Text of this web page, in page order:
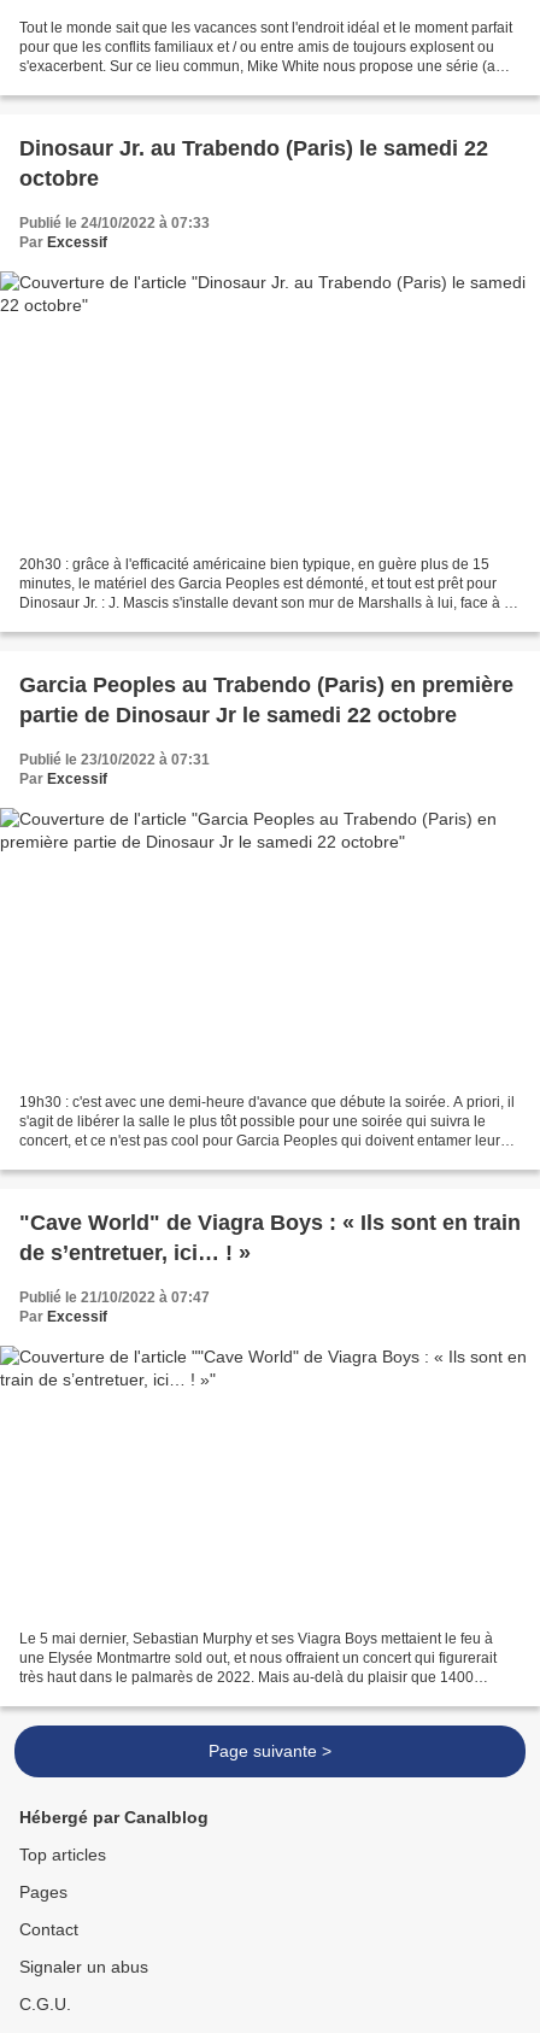
Tout le monde sait que les vacances sont l'endroit idéal et le moment parfait
pour que les conflits familiaux et / ou entre amis de toujours explosent ou
s'exacerbent. Sur ce lieu commun, Mike White nous propose une série (a
Dinosaur Jr. au Trabendo (Paris) le samedi 22
octobre
Publié le 24/10/2022 à 07:33
Par Excessif
20h30 : grâce à l'efficacité américaine bien typique, en guère plus de 15
minutes, le matériel des Garcia Peoples est démonté, et tout est prêt pour
Dinosaur Jr. : J. Mascis s'installe devant son mur de Marshalls à lui, face à un
Garcia Peoples au Trabendo (Paris) en première
partie de Dinosaur Jr le samedi 22 octobre
Publié le 23/10/2022 à 07:31
Par Excessif
19h30 : c'est avec une demi-heure d'avance que débute la soirée. A priori, il
s'agit de libérer la salle le plus tôt possible pour une soirée qui suivra le
concert, et ce n'est pas cool pour Garcia Peoples qui doivent entamer leur
"Cave World" de Viagra Boys : « Ils sont en train
de s’entretuer, ici… ! »
Publié le 21/10/2022 à 07:47
Par Excessif
Le 5 mai dernier, Sebastian Murphy et ses Viagra Boys mettaient le feu à
une Elysée Montmartre sold out, et nous offraient un concert qui figurerait
très haut dans le palmarès de 2022. Mais au-delà du plaisir que 1400
Page suivante >
Hébergé par Canalblog
Top articles
Pages
Contact
Signaler un abus
C.G.U.